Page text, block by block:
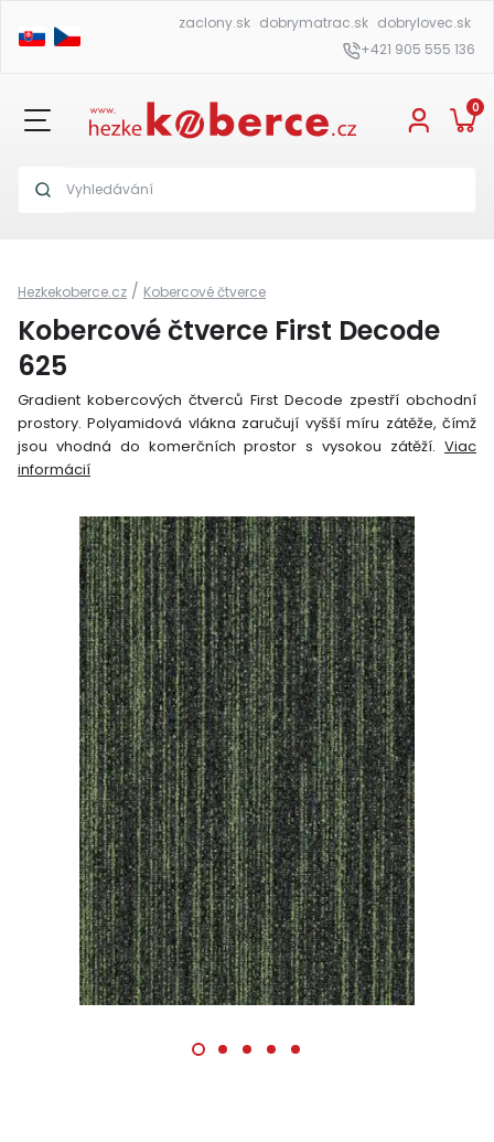
zaclony.sk dobrymatrac.sk dobrylovec.sk
+421 905 555 136
0
Hezkekoberce.cz / Kobercové čtverce
Kobercové čtverce First Decode
625
Gradient kobercových čtverců First Decode zpestří obchodní
prostory. Polyamidová vlákna zaručují vyšší míru zátěže, čímž
jsou vhodná do komerčních prostor s vysokou zátěží. Viac
informácií